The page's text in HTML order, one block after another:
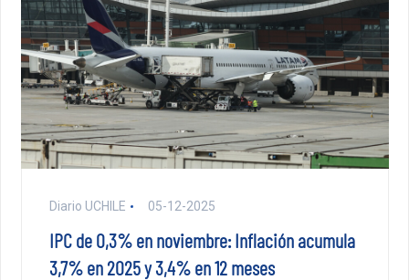
Diario UCHILE 05-12-2025
IPC de 0,3% en noviembre: Inflación acumula
3,7% en 2025 y 3,4% en 12 meses